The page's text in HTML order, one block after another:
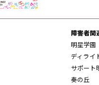
障害者関
明星学園
ディライ
サポート
奏の丘